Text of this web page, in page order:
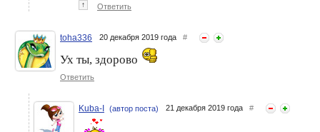
↑ Ответить
toha336 20 декабря 2019 года #
Ух ты, здорово
Ответить
Kuba-I (автор поста) 21 декабря 2019 года #